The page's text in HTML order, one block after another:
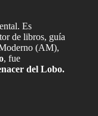
Es
de libros, guía
(AM),
, fue
del Lobo.